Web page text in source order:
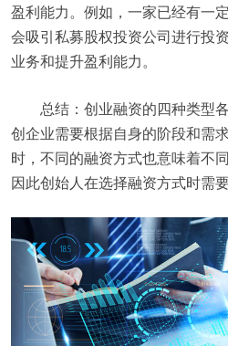
盈利能力。例如，一家已经有一
会吸引私募股权投资公司进行投
业务和提升盈利能力。
总结：创业融资的四种类型
创企业需要根据自身的阶段和需
时，不同的融资方式也意味着不
因此创始人在选择融资方式时需要